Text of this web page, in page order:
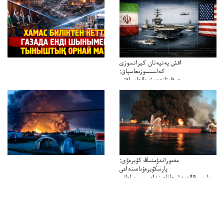
اقش پەنپەنان كيرانسوزى
كەلىسسوزىعاسپاق:
دوقايتازدەسۋىجالعاسپاقتى
باسەڭدەتدوحا؟
كەزدەسۋىشيەلەنىستىباسەڭدەتەمە؟
مەموراندۋمنىڭ كۇيرەۋى:
پارسكۇيرەۋىاعىنداعى
پارسى&الەمدشىعاناعىنداعىسىن ساعاتى